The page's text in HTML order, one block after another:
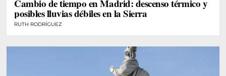
Cambio de tiempo en Madrid: descenso térmico y
posibles lluvias débiles en la Sierra
RUTH RODRÍGUEZ